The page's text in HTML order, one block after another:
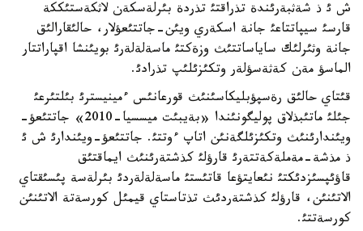
ش ئ ذ شةثبةرئندة تذراقتئ تذردة بئرلةسكةن لاثكةستئككة
قارسئ سيپاتتاعئ جانة اسكةري ويئن-جاتتئعؤلار، حالئقارالئق
جانة وثئرلئك ساياساتتئث وزةكتئ ماسةلةلةرئ بويئنشا اقپاراتتار
الماسؤ مةن كةثةسؤلةر وتكئزئلئپ تذرادئ.
قئتاي حالئق رةسپؤبليكاسئنئث قورعانئس ءمينيسترئ بئلتئرعئ
جئلئ ماتئبذلاق پوليگونئندا «بةيبئت ميسسيا-2010» جاتتئعؤ-
ويئندارئنئث وتكئزئلگةنئن اتاپ ءوتتئ. جاتتئعؤ-ويئندارئ ش ئ
ذ مذشة-مةملةكةتتةرئ قارؤلئ كذشتةرئنئث ايماقتئق
قاؤئپسئزدئكتئ نئعايتؤعا قاتئستئ ماسةلةلةردئ بئرلةسة پئسئقتاي
الاتئنئن، قارؤلئ كذشتةردئث تذتاستاي قيمئل كورسةتة الاتئنئن
كورسةتتئ.